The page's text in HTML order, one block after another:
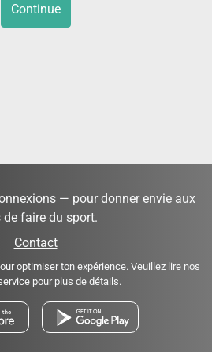
Continue
— pour donner envie aux
de faire du sport.
Contact
optimiser ton expérience. Veuillez lire nos
pour plus de détails.